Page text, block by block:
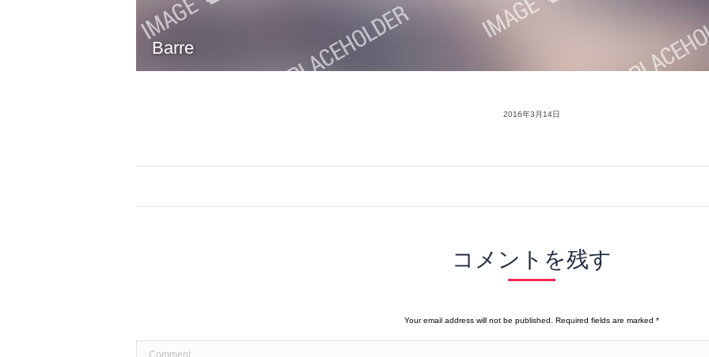
Barre
2016年3月14日
navigation
コメントを残す
Your email address will not be published. Required fields are marked *
Comment